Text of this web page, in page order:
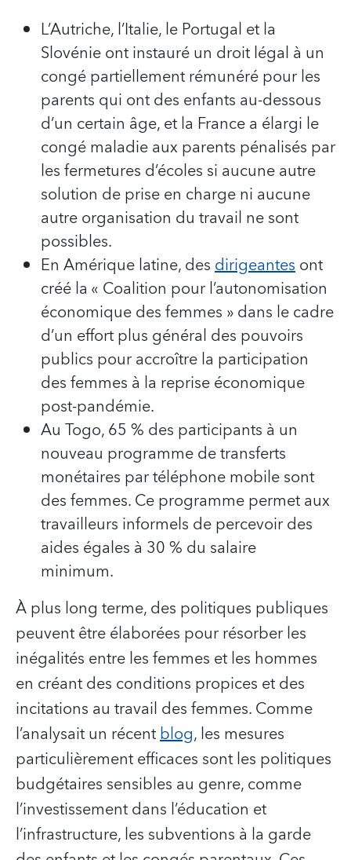
L’Autriche, l’Italie, le Portugal et la
Slovénie ont instauré un droit légal à un
congé partiellement rémunéré pour les
parents qui ont des enfants au-dessous
d’un certain âge, et la France a élargi le
congé maladie aux parents pénalisés par
les fermetures d’écoles si aucune autre
solution de prise en charge ni aucune
autre organisation du travail ne sont
possibles.
En Amérique latine, desdirigeantesont
créé la « Coalition pour l’autonomisation
économique des femmes » dans le cadre
d’un effort plus général des pouvoirs
publics pour accroître la participation
des femmes à la reprise économique
post-pandémie.
Au Togo, 65 % des participants à un
nouveau programme de transferts
monétaires par téléphone mobile sont
des femmes. Ce programme permet aux
travailleurs informels de percevoir des
aides égales à 30 % du salaire
minimum.
À plus long terme, des politiques publiques
peuvent être élaborées pour résorber les
inégalités entre les femmes et les hommes
en créant des conditions propices et des
incitations au travail des femmes. Comme
l’analysait un récentblog, les mesures
particulièrement efficaces sont les politiques
budgétaires sensibles au genre, comme
l’investissement dans l’éducation et
l’infrastructure, les subventions à la garde